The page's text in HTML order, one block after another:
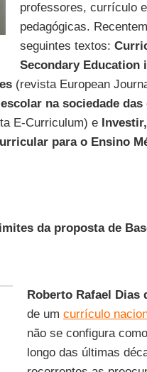
professores, currículo
pedagógicas.
seguintes textos:
Secondary Education
(revista European
na sociedade das
E-Curriculum) e
para o Ensino
da proposta de
Roberto Rafael Dias
de um currículo
não se configura
longo das últimas